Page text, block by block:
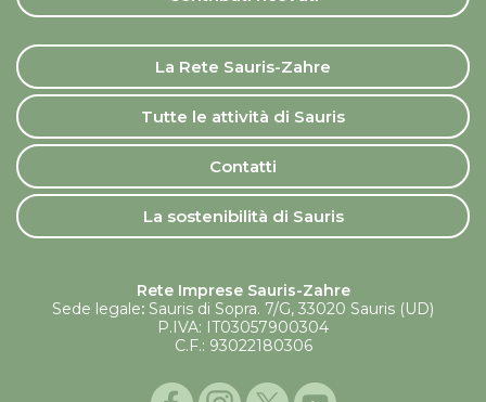
La Rete Sauris-Zahre
Tutte le attività di Sauris
Contatti
La sostenibilità di Sauris
Rete Imprese Sauris-Zahre
Sede legale: Sauris di Sopra. 7/G, 33020 Sauris (UD)
P.IVA: IT03057900304
C.F.: 93022180306